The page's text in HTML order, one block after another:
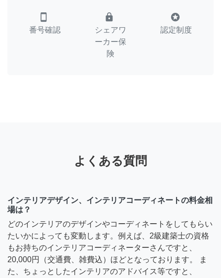
smartphone
番号確認
lock
シェアワ
ーカー保
険
stars
認定制度
よくある質問
インテリアデザイン、インテリアコーディネートの料金相
場は？
どのインテリアのデザインやコーディネートをしてもらい
たいかによっても変動します。例えば、2級建築士の資格
もお持ちのインテリアコーディネーターさんですと、
20,000円（交通費、雑費込）ほどとなっております。 ま
た、ちょっとしたインテリアのアドバイス等ですと、